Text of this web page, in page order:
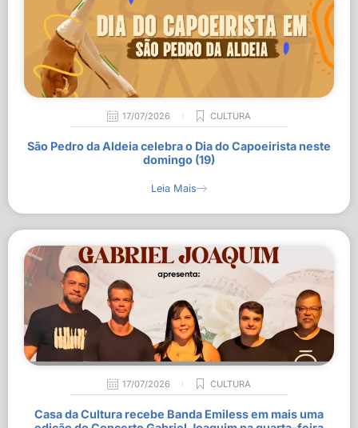
17/07/2026 CULTURA
São Pedro da Aldeia celebra o Dia do Capoeirista neste
domingo (19)
Leia Mais
17/07/2026 CULTURA
Casa da Cultura recebe Banda Emiless em mais uma